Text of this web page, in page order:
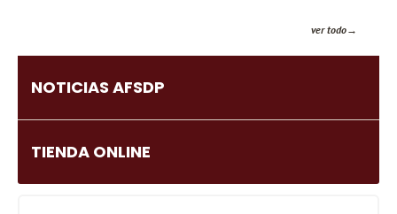
ver todo
NOTICIAS AFSDP
TIENDA ONLINE